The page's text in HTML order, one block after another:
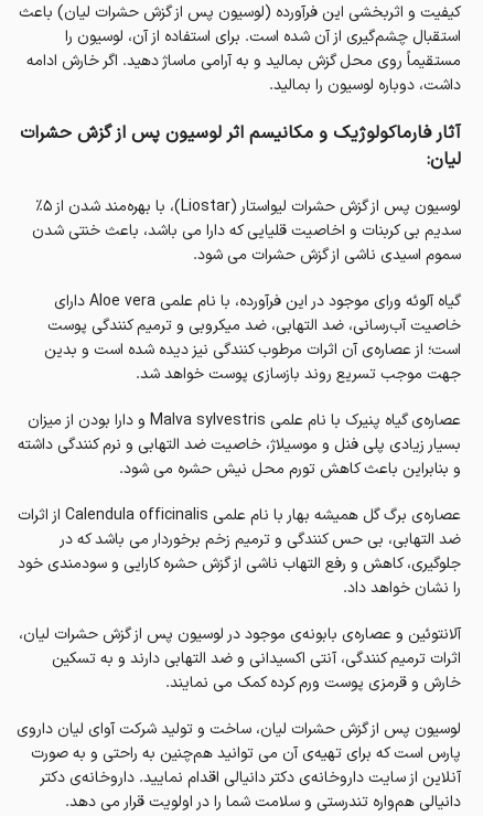
کیفیت و اثربخشی این فرآورده (لوسیون پس از گزش حشرات لیان) باعث
استقبال چشم‌گیری از آن شده است. برای استفاده از آن، لوسیون را
مستقیماً روی محل گزش بمالید و به آرامی ماساژ دهید. اگر خارش ادامه
داشت، دوباره لوسیون را بمالید.
آثار فارماکولوژیک و مکانیسم اثر لوسیون پس از گزش حشرات
لیان:
لوسیون پس از گزش حشرات لیواستار (Liostar)، با بهره‌مند شدن از ۵٪
سدیم بی کربنات و اخاصیت قلیایی که دارا می باشد، باعث خنتی شدن
سموم اسیدی ناشی از گزش حشرات می شود.
گیاه آلوئه ورای موجود در این فرآورده، با نام علمی Aloe vera دارای
خاصیت آب‌رسانی، ضد التهابی، ضد میکروبی و ترمیم کنندگی پوست
است؛ از عصاره‌ی آن اثرات مرطوب کنندگی نیز دیده شده است و بدین
جهت موجب تسریع روند بازسازی پوست خواهد شد.
عصاره‌ی گیاه پنیرک با نام علمی Malva sylvestris و دارا بودن از میزان
بسیار زیادی پلی فنل و موسیلاژ، خاصیت ضد التهابی و نرم کنندگی داشته
و بنابراین باعث کاهش تورم محل نیش حشره می شود.
عصاره‌ی برگ گل همیشه بهار با نام علمی Calendula officinalis از اثرات
ضد التهابی، بی حس کنندگی و ترمیم زخم برخوردار می باشد که در
جلوگیری، کاهش و رفع التهاب ناشی از گزش حشره کارایی و سودمندی خود
را نشان خواهد داد.
آلانتوئین و عصاره‌ی بابونه‌ی موجود در لوسیون پس از گزش حشرات لیان،
اثرات ترمیم کنندگی، آنتی اکسیدانی و ضد التهابی دارند و به تسکین
خارش و قرمزی پوست ورم کرده کمک می نمایند.
لوسیون پس از گزش حشرات لیان، ساخت و تولید شرکت آوای لیان داروی
پارس است که برای تهیه‌ی آن می‌ توانید هم‌چنین به راحتی و به صورت
آنلاین از سایت داروخانه‌‌ی دکتر دانیالی اقدام نمایید. داروخانه‌‌ی دکتر
دانیالی هم‌واره تندرستی و سلامت شما را در اولویت قرار می‌ دهد.